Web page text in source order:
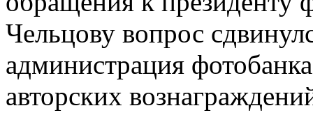
Чельцову вопрос
администрация
авторских